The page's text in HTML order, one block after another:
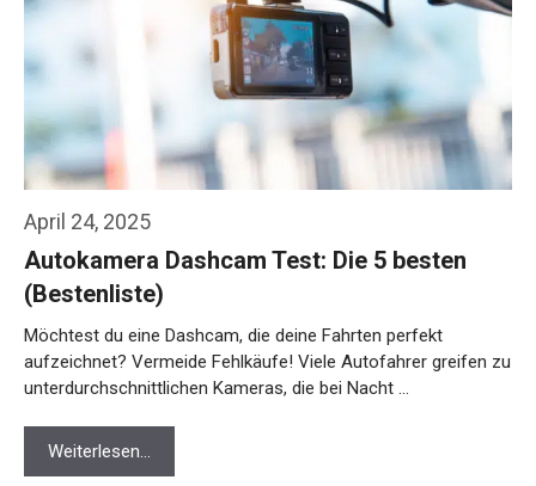
April 24, 2025
Autokamera Dashcam Test: Die 5 besten
(Bestenliste)
Möchtest du eine Dashcam, die deine Fahrten perfekt
aufzeichnet? Vermeide Fehlkäufe! Viele Autofahrer greifen zu
unterdurchschnittlichen Kameras, die bei Nacht …
Weiterlesen…